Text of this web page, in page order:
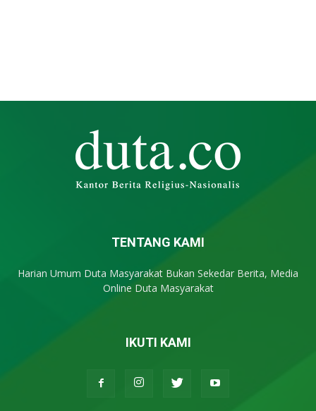
TENTANG KAMI
Harian Umum Duta Masyarakat Bukan Sekedar Berita, Media
Online Duta Masyarakat
IKUTI KAMI